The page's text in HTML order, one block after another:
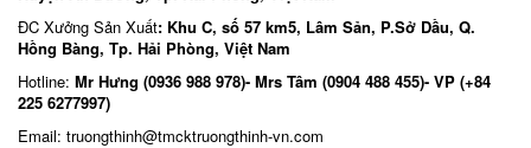
ĐC Xưởng Sản Xuất: Khu C, số 57 km5, Lâm Sản, P.Sở Dầu, Q.
Hồng Bàng, Tp. Hải Phòng, Việt Nam
Hotline: Mr Hưng (0936 988 978)- Mrs Tâm (0904 488 455)- VP (+84
225 6277997)
Email: truongthinh@tmcktruongthinh-vn.com